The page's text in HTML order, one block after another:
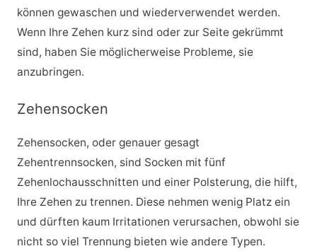
können gewaschen und wiederverwendet werden.
Wenn Ihre Zehen kurz sind oder zur Seite gekrümmt
sind, haben Sie möglicherweise Probleme, sie
anzubringen.
Zehensocken
Zehensocken, oder genauer gesagt
Zehentrennsocken, sind Socken mit fünf
Zehenlochausschnitten und einer Polsterung, die hilft,
Ihre Zehen zu trennen. Diese nehmen wenig Platz ein
und dürften kaum Irritationen verursachen, obwohl sie
nicht so viel Trennung bieten wie andere Typen.